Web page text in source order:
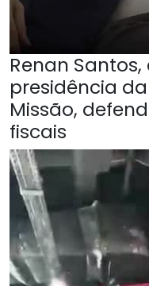
Renan
presidência
Missão,
fiscais